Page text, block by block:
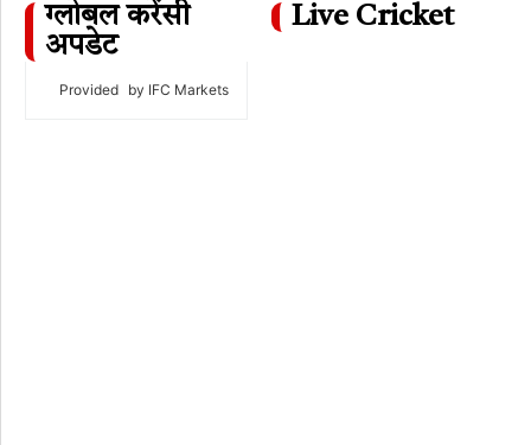
ग्लोबल करेंसी
अपडेट
Provided by IFC Markets
Live Cricket